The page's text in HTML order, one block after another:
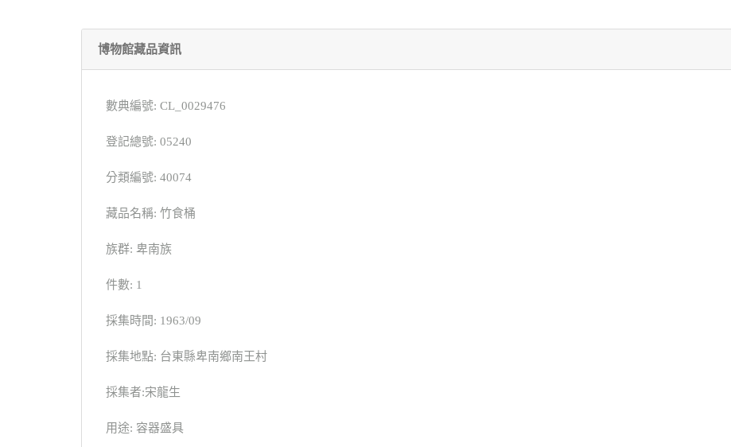
博物館藏品資訊
數典編號: CL_0029476
登記總號: 05240
分類編號: 40074
藏品名稱: 竹食桶
族群: 卑南族
件數: 1
採集時間: 1963/09
採集地點: 台東縣卑南鄉南王村
採集者:宋龍生
用途: 容器盛具